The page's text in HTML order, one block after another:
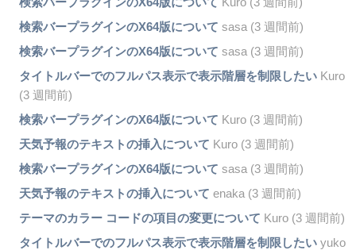
検索バープラグインのX64版について sasa (3 週間前)
検索バープラグインのX64版について sasa (3 週間前)
タイトルバーでのフルパス表示で表示階層を制限したいKuro
(3 週間前)
検索バープラグインのX64版について Kuro (3 週間前)
天気予報のテキストの挿入について Kuro (3 週間前)
検索バープラグインのX64版について sasa (3 週間前)
天気予報のテキストの挿入について enaka (3 週間前)
テーマのカラー コードの項目の変更について Kuro (3 週間前)
タイトルバーでのフルパス表示で表示階層を制限したいyuko